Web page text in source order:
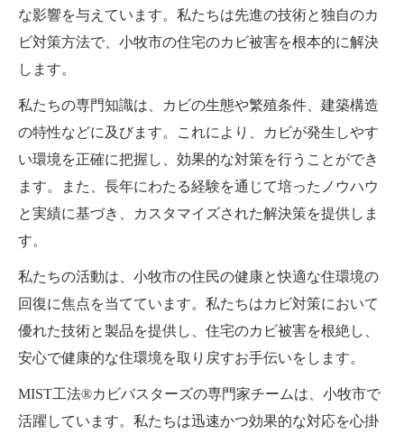
な影響を与えています。私たちは先進の技術と独自のカ
ビ対策方法で、小牧市の住宅のカビ被害を根本的に解決
します。
私たちの専門知識は、カビの生態や繁殖条件、建築構造
の特性などに及びます。これにより、カビが発生しやす
い環境を正確に把握し、効果的な対策を行うことができ
ます。また、長年にわたる経験を通じて培ったノウハウ
と実績に基づき、カスタマイズされた解決策を提供しま
す。
私たちの活動は、小牧市の住民の健康と快適な住環境の
回復に焦点を当てています。私たちはカビ対策において
優れた技術と製品を提供し、住宅のカビ被害を根絶し、
安心で健康的な住環境を取り戻すお手伝いをします。
MIST工法®カビバスターズの専門家チームは、小牧市で
活躍しています。私たちは迅速かつ効果的な対応を心掛